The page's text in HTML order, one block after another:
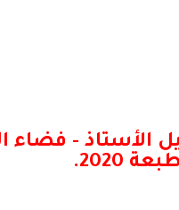
الأستاذ -
2020.